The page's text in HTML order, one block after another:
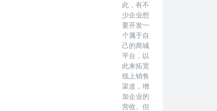
此，有不
少企业想
要开发一
个属于自
己的商城
平台，以
此来拓宽
线上销售
渠道，增
加企业的
营收。但